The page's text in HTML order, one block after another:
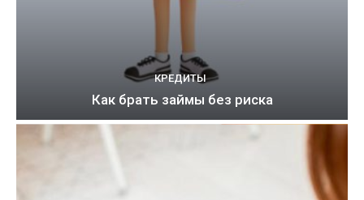
КРЕДИТЫ
Как брать займы без риска